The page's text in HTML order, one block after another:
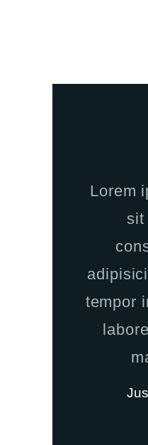
Lorem
sit
tempor